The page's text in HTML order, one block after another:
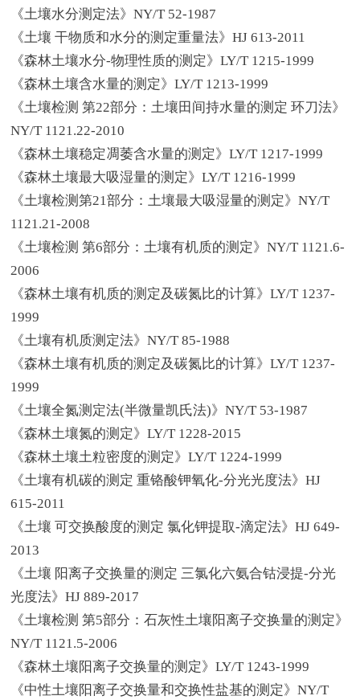
《土壤水分测定法》NY/T 52-1987
《土壤 干物质和水分的测定重量法》HJ 613-2011
《森林土壤水分-物理性质的测定》LY/T 1215-1999
《森林土壤含水量的测定》LY/T 1213-1999
《土壤检测 第22部分：土壤田间持水量的测定 环刀法》
NY/T 1121.22-2010
《森林土壤稳定凋萎含水量的测定》LY/T 1217-1999
《森林土壤最大吸湿量的测定》LY/T 1216-1999
《土壤检测第21部分：土壤最大吸湿量的测定》NY/T
1121.21-2008
《土壤检测 第6部分：土壤有机质的测定》NY/T 1121.6-
2006
《森林土壤有机质的测定及碳氮比的计算》LY/T 1237-
1999
《土壤有机质测定法》NY/T 85-1988
《森林土壤有机质的测定及碳氮比的计算》LY/T 1237-
1999
《土壤全氮测定法(半微量凯氏法)》NY/T 53-1987
《森林土壤氮的测定》LY/T 1228-2015
《森林土壤土粒密度的测定》LY/T 1224-1999
《土壤有机碳的测定 重铬酸钾氧化-分光光度法》HJ
615-2011
《土壤 可交换酸度的测定 氯化钾提取-滴定法》HJ 649-
2013
《土壤 阳离子交换量的测定 三氯化六氨合钴浸提-分光
光度法》HJ 889-2017
《土壤检测 第5部分：石灰性土壤阳离子交换量的测定》
NY/T 1121.5-2006
《森林土壤阳离子交换量的测定》LY/T 1243-1999
《中性土壤阳离子交换量和交换性盐基的测定》NY/T